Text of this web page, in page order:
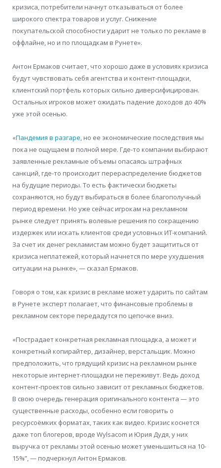
кризиса, потребители начнут отказываться от более
широкого спектра товаров и услуг. Снижение
покупательской способности ударит не только по рекламе в
оффлайне, но и по площадкам в Рунете».
Антон Ермаков считает, что хорошо даже в условиях кризиса
будут чувствовать себя агентства и контент-площадки,
клиентский портфель которых сильно диверсифицирован.
Остальных игроков может ожидать падение доходов до 40%
уже этой осенью.
«Пандемия в разгаре, но ее экономические последствия мы
пока не ощущаем в полной мере. Где-то компании выбирают
заявленные рекламные объемы опасаясь штрафных
санкций, где-то происходит перераспределение бюджетов
на будущие периоды. То есть фактически бюджеты
сохраняются, но будут выбираться в более благополучный
период времени. Но уже сейчас игрокам на рекламном
рынке следует принять волевые решения по сокращению
издержек или искать клиентов среди условных ИТ-компаний.
За счет их денег рекламистам можно будет защититься от
кризиса неплатежей, который начнется по мере ухудшения
ситуации на рынке», — сказал Ермаков.
Говоря о том, как кризис в рекламе может ударить по сайтам
в Рунете эксперт полагает, что финансовые проблемы в
рекламном секторе передадутся по цепочке вниз.
«Пострадает конкретная рекламная площадка, а может и
конкретный копирайтер, дизайнер, верстальщик. Можно
предположить, что грядущий кризис на рекламном рынке
некоторые интернет-площадки не переживут. Ведь доход
контент-проектов сильно зависит от рекламных бюджетов.
В свою очередь генерация оригинального контента — это
существенные расходы, особенно если говорить о
ресурсоёмких форматах, таких как видео. Кризис коснется
даже топ блогеров, вроде Wylsacom и Юрия Дудя, у них
выручка от рекламы этой осенью может уменьшиться на 10-
15%”, — подчеркнул Антон Ермаков.